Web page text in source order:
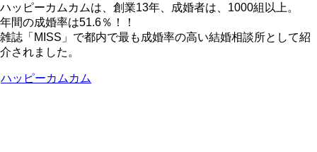
ハッピーカムカムは、創業13年、成婚者は、1000組以上。
年間の成婚率は51.6％！！
雑誌「MISS」で都内で最も成婚率の高い結婚相談所として紹
介されました。
ハッピーカムカム